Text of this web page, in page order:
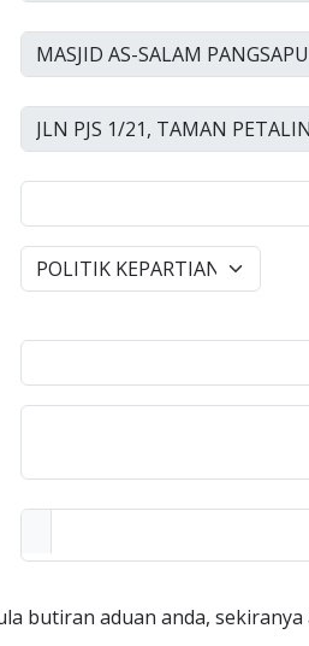
butiran aduan anda,